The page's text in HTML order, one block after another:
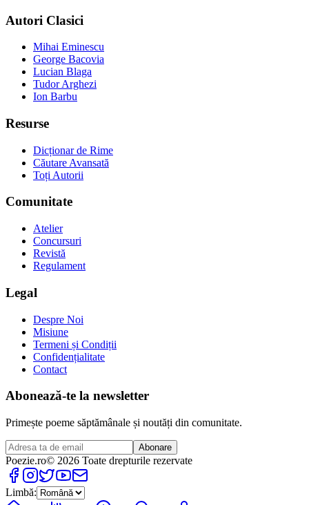
Autori Clasici
Mihai Eminescu
George Bacovia
Lucian Blaga
Tudor Arghezi
Ion Barbu
Resurse
Dicționar de Rime
Căutare Avansată
Toți Autorii
Comunitate
Atelier
Concursuri
Revistă
Regulament
Legal
Despre Noi
Misiune
Termeni și Condiții
Confidențialitate
Contact
Abonează-te la newsletter
Primește poeme săptămânale și noutăți din comunitate.
Abonare
Poezie.ro© 2026 Toate drepturile rezervate
Limbă: